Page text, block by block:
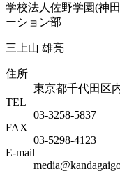
学校法人佐野学園(神
ーション部
三上山 雄亮
住所
東京都千代田区
TEL
03-3258-5837
FAX
03-5298-4123
E-mail